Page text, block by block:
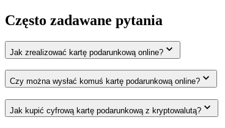
Często zadawane pytania
Jak zrealizować kartę podarunkową online?
Czy można wysłać komuś kartę podarunkową online?
Jak kupić cyfrową kartę podarunkową z kryptowalutą?